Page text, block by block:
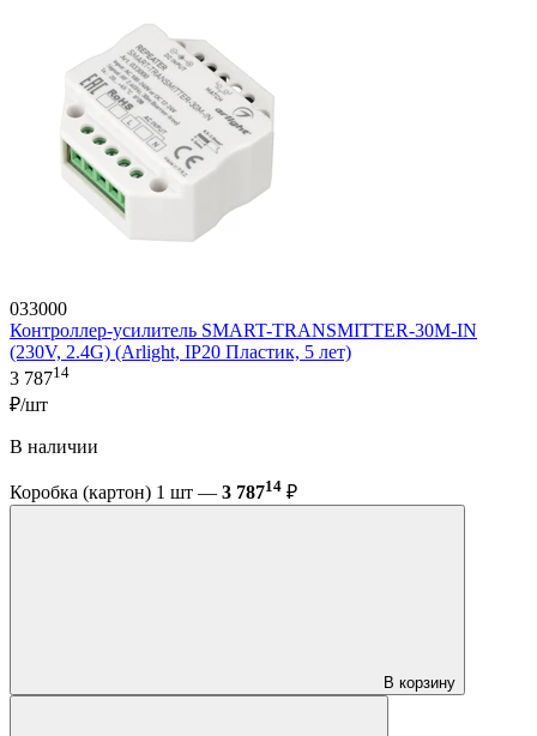
033000
Контроллер-усилитель SMART-TRANSMITTER-30M-IN
(230V, 2.4G) (Arlight, IP20 Пластик, 5 лет)
3 78714
₽/шт
В наличии
Коробка (картон) 1 шт — 3 78714 ₽
В корзину